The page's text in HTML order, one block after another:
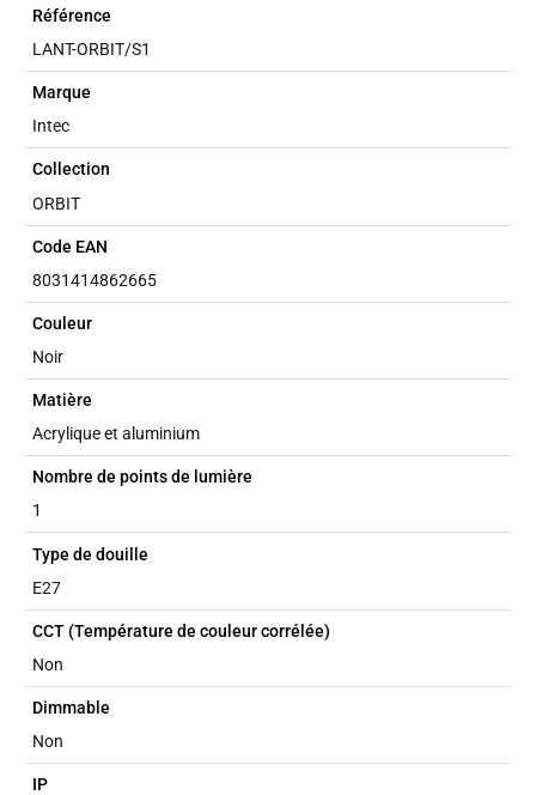
Référence
LANT-ORBIT/S1
Marque
Intec
Collection
ORBIT
Code EAN
8031414862665
Couleur
Noir
Matière
Acrylique et aluminium
Nombre de points de lumière
1
Type de douille
E27
CCT (Température de couleur corrélée)
Non
Dimmable
Non
IP